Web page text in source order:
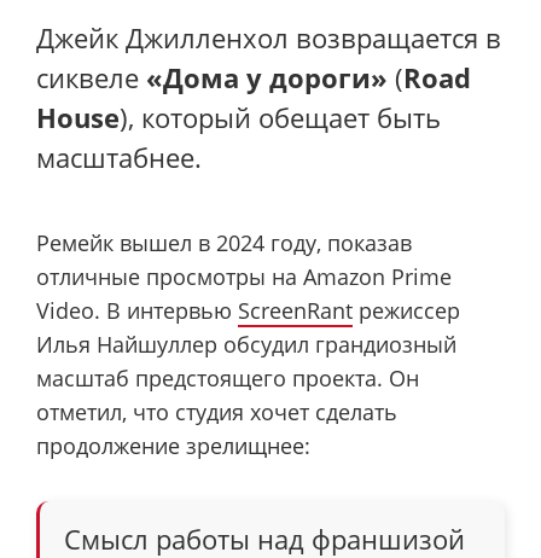
Джейк Джилленхол возвращается в
сиквеле «Дома у дороги» (Road
House), который обещает быть
масштабнее.
Ремейк вышел в 2024 году, показав
отличные просмотры на Amazon Prime
Video. В интервью ScreenRant режиссер
Илья Найшуллер обсудил грандиозный
масштаб предстоящего проекта. Он
отметил, что студия хочет сделать
продолжение зрелищнее:
Смысл работы над франшизой